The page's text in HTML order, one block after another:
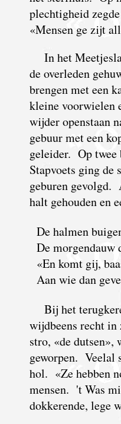
plechtigheid
«Mensen ge zijt
In het
de overleden
brengen met een
kleine voorwielen
wijder openstaan
gebuur met een
geleider. Op twee
Stapvoets ging de
geburen gevolgd.
halt gehouden en
De halmen
De morgendauw
«En komt gij,
Aan wie dan
Bij het
wijdbeens recht
stro, «de dutsen»,
geworpen. Veelal
hol. «Ze hebben
mensen. 't Was
dokkerende, lege